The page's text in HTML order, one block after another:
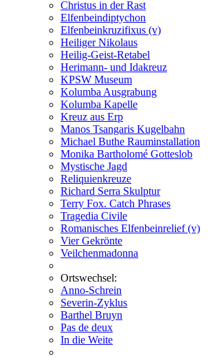
Christus in der Rast
Elfenbeindiptychon
Elfenbeinkruzifixus (v)
Heiliger Nikolaus
Heilig-Geist-Retabel
Herimann- und Idakreuz
KPSW Museum
Kolumba Ausgrabung
Kolumba Kapelle
Kreuz aus Erp
Manos Tsangaris Kugelbahn
Michael Buthe Rauminstallation
Monika Bartholomé Gotteslob
Mystische Jagd
Reliquienkreuze
Richard Serra Skulptur
Terry Fox. Catch Phrases
Tragedia Civile
Romanisches Elfenbeinrelief (v)
Vier Gekrönte
Veilchenmadonna
Ortswechsel:
Anno-Schrein
Severin-Zyklus
Barthel Bruyn
Pas de deux
In die Weite